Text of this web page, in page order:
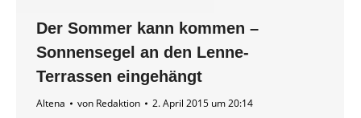
Der Sommer kann kommen –
Sonnensegel an den Lenne-
Terrassen eingehängt
Altena von Redaktion 2. April 2015 um 20:14